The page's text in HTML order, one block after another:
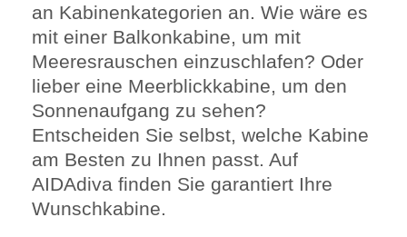
an Kabinenkategorien an. Wie wäre es
mit einer Balkonkabine, um mit
Meeresrauschen einzuschlafen? Oder
lieber eine Meerblickkabine, um den
Sonnenaufgang zu sehen?
Entscheiden Sie selbst, welche Kabine
am Besten zu Ihnen passt. Auf
AIDAdiva finden Sie garantiert Ihre
Wunschkabine.